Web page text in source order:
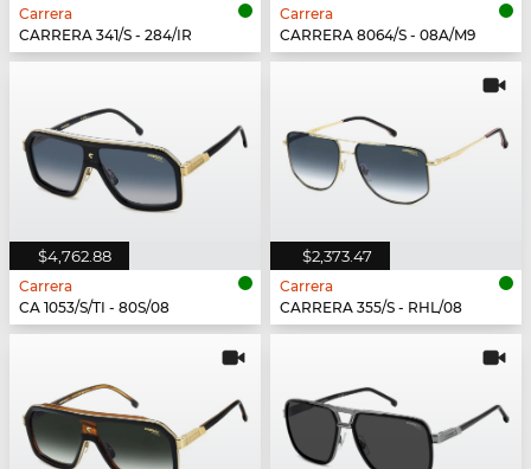
Carrera
CARRERA 341/S - 284/IR
Carrera
CARRERA 8064/S - 08A/M9
$4,762.88
Carrera
CA 1053/S/TI - 80S/08
$2,373.47
Carrera
CARRERA 355/S - RHL/08